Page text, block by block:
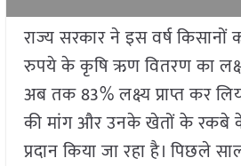
राज्य सरकार ने इस वर्ष
रुपये के कृषि ऋण वितरण का
अब तक 83% लक्ष्य प्राप्त कर
की मांग और उनके खेतों के रकबे
प्रदान किया जा रहा है। पिछले